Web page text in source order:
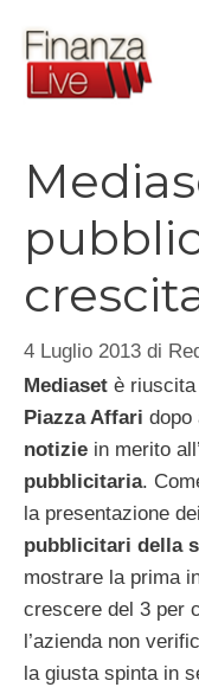
contenuto
4 Luglio 2013 di
Mediaset è
Piazza Affari dopo
notizie in merito
pubblicitaria.
la presentazione
pubblicitari della
mostrare la prima
crescere del 3 per
l’azienda non
la giusta spinta in